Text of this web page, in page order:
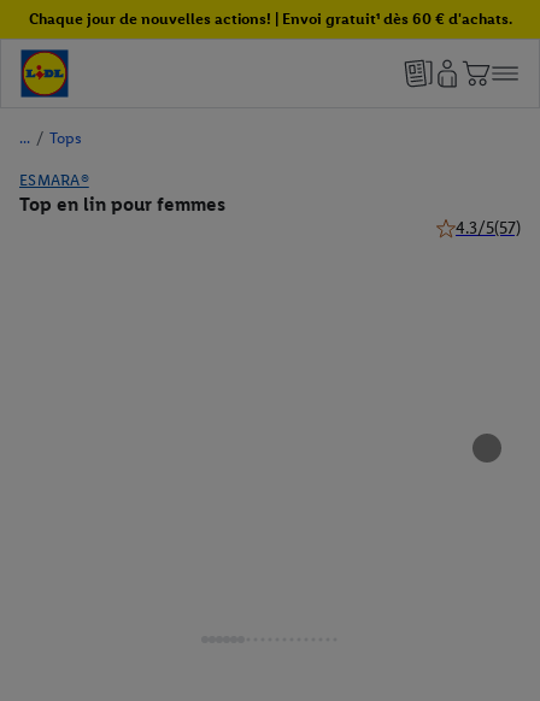
Chaque jour de nouvelles actions! | Envoi gratuit¹ dès 60 € d'achats.
/ Tops
ESMARA®
Top en lin pour femmes
4.3/5(57)